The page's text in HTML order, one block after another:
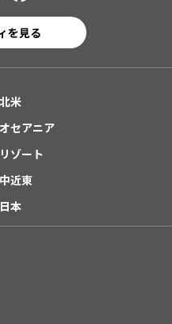
を見る
北米
オセアニア
リゾート
中近東
日本